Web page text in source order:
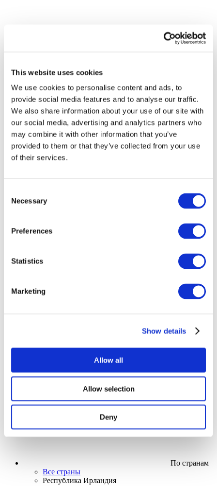
This website uses cookies
We use cookies to personalise content and ads, to
provide social media features and to analyse our traffic.
We also share information about your use of our site with
our social media, advertising and analytics partners who
may combine it with other information that you’ve
provided to them or that they’ve collected from your use
of their services.
Selection
Necessary
Preferences
Statistics
Marketing
Show details
Allow all
Allow selection
Deny
Творческий вечер
Наше спецпредложение
Применить
По странам
Все страны
Республика Ирландия